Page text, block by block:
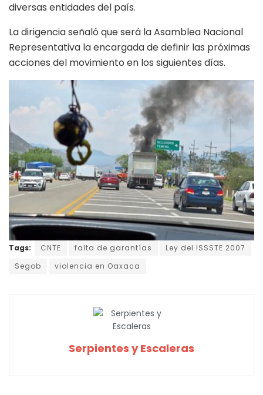
diversas entidades del país.
La dirigencia señaló que será la Asamblea Nacional
Representativa la encargada de definir las próximas
acciones del movimiento en los siguientes días.
Tags: CNTE falta de garantías
Ley del ISSSTE 2007
Segob
violencia en Oaxaca
Serpientes y Escaleras